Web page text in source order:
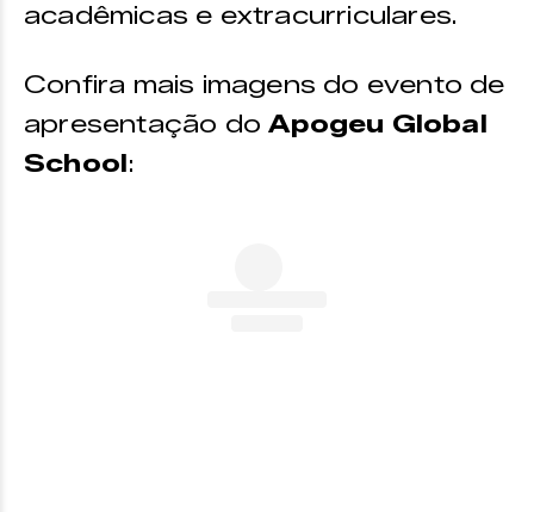
acadêmicas e extracurriculares.
Confira mais imagens do evento de
apresentação doApogeu Global
School: